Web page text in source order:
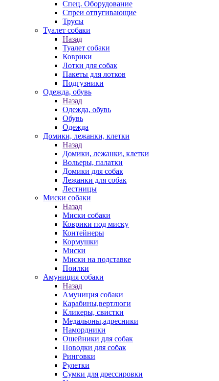
Спец. Оборудование
Спреи отпугивающие
Трусы
Туалет собаки
Назад
Туалет собаки
Коврики
Лотки для собак
Пакеты для лотков
Подгузники
Одежда, обувь
Назад
Одежда, обувь
Обувь
Одежда
Домики, лежанки, клетки
Назад
Домики, лежанки, клетки
Вольеры, палатки
Домики для собак
Лежанки для собак
Лестницы
Миски собаки
Назад
Миски собаки
Коврики под миску
Контейнеры
Кормушки
Миски
Миски на подставке
Поилки
Амуниция собаки
Назад
Амуниция собаки
Карабины,вертлюги
Кликеры, свистки
Медальоны,адресники
Намордники
Ошейники для собак
Поводки для собак
Ринговки
Рулетки
Сумки для дрессировки